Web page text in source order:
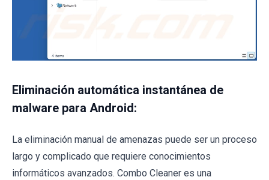
Eliminación automática instantánea de
malware para Android:
La eliminación manual de amenazas puede ser un proceso
largo y complicado que requiere conocimientos
informáticos avanzados. Combo Cleaner es una